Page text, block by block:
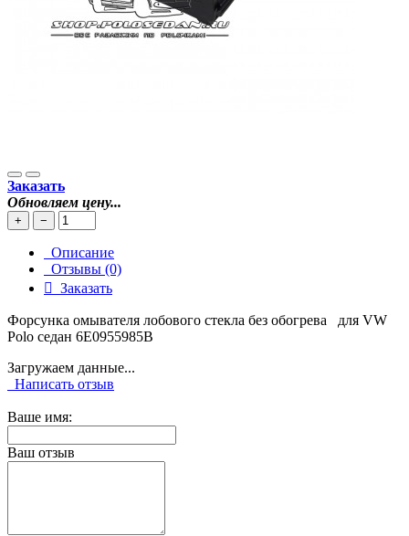
Заказать
Обновляем цену...
+ −
Описание
Отзывы (0)
Заказать
Форсунка омывателя лобового стекла без обогрева для VW
Polo седан 6E0955985B
Загружаем данные...
Написать отзыв
Ваше имя:
Ваш отзыв